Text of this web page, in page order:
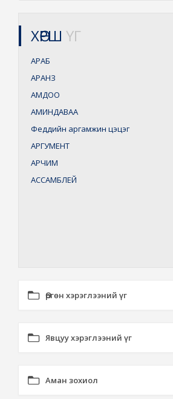
ХӨРШ ҮГ
АРАБ
АРАНЗ
АМДОО
АМИНДАВАА
Феддийн аргамжин цэцэг
АРГУМЕНТ
АРЧИМ
АССАМБЛЕЙ
Өргөн хэрэглээний үг
Явцуу хэрэглээний үг
Аман зохиол